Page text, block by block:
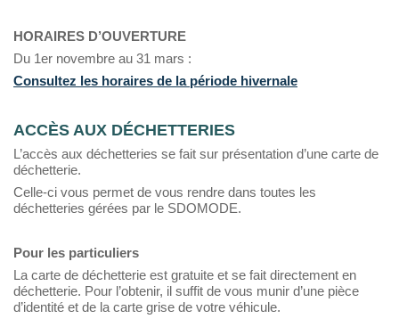
HORAIRES D’OUVERTURE
Du 1er novembre au 31 mars :
Consultez les horaires de la période hivernale
ACCÈS AUX DÉCHETTERIES
L’accès aux déchetteries se fait sur présentation d’une carte de
déchetterie.
Celle-ci vous permet de vous rendre dans toutes les
déchetteries gérées par le SDOMODE.
Pour les particuliers
La carte de déchetterie est gratuite et se fait directement en
déchetterie. Pour l’obtenir, il suffit de vous munir d’une pièce
d’identité et de la carte grise de votre véhicule.